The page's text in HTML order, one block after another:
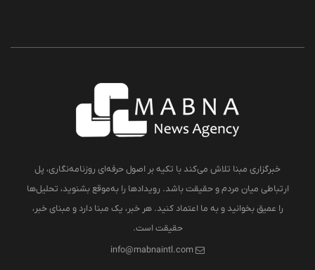
خبرگزاری مبنا تلاش می‌کند با تکیه بر اصول حرفه‌ای روزنامه‌نگاری، پل
ارتباطی میان مردم و حقیقت باشد. رویدادها را به‌موقع بشنوید، تحلیل‌ها
را عمیق بخوانید و به ما اعتماد کنید. هر خبر، یک مبنا دارد و مبنای خبر،
حقیقت است.
info@mabnaintl.com